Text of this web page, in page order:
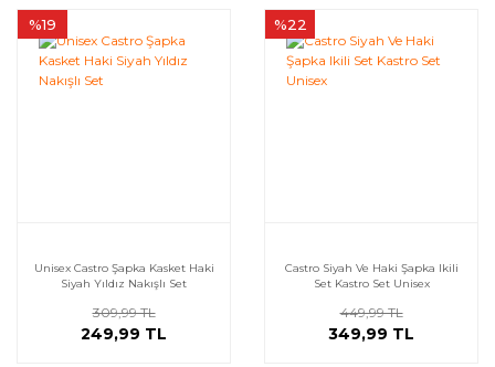
%19
Unisex Castro Şapka Kasket Haki
Siyah Yıldız Nakışlı Set
309,99 TL
249,99 TL
%22
Castro Siyah Ve Haki Şapka Ikili
Set Kastro Set Unisex
449,99 TL
349,99 TL